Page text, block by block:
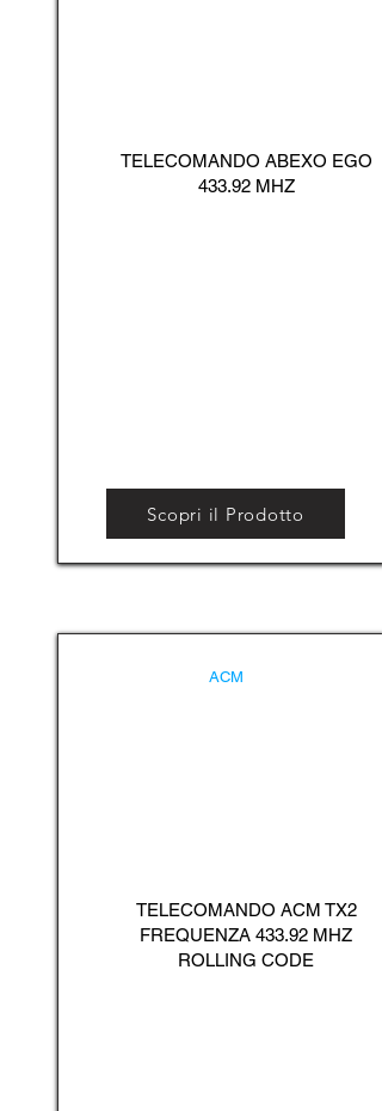
TELECOMANDO ABEXO EGO
433.92 MHZ
Scopri il Prodotto
ACM
TELECOMANDO ACM TX2
FREQUENZA 433.92 MHZ
ROLLING CODE